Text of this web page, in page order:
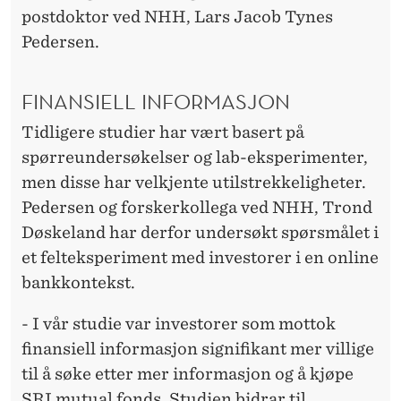
postdoktor ved NHH, Lars Jacob Tynes
Pedersen.
FINANSIELL INFORMASJON
Tidligere studier har vært basert på
spørreundersøkelser og lab-eksperimenter,
men disse har velkjente utilstrekkeligheter.
Pedersen og forskerkollega ved NHH, Trond
Døskeland har derfor undersøkt spørsmålet i
et felteksperiment med investorer i en online
bankkontekst.
- I vår studie var investorer som mottok
finansiell informasjon signifikant mer villige
til å søke etter mer informasjon og å kjøpe